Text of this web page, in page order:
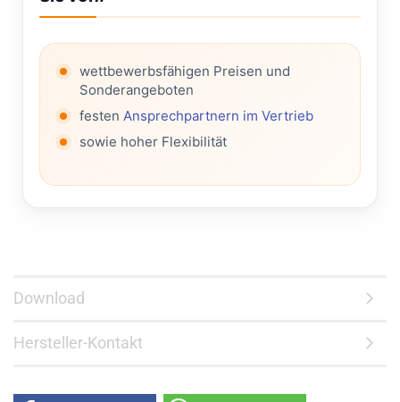
wettbewerbsfähigen Preisen und
Sonderangeboten
festen Ansprechpartnern im Vertrieb
sowie hoher Flexibilität
Download
Hersteller-Kontakt